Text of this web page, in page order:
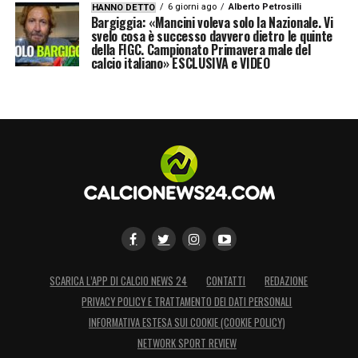
HANNO DETTO 6 giorni ago Alberto Petrosilli
Bargiggia: «Mancini voleva solo la Nazionale. Vi
svelo cosa è successo davvero dietro le quinte
della FIGC. Campionato Primavera male del
calcio italiano» ESCLUSIVA e VIDEO
SCARICA L’APP DI CALCIO NEWS 24 CONTATTI
REDAZIONE
PRIVACY POLICY E TRATTAMENTO DEI DATI PERSONALI
INFORMATIVA ESTESA SUI COOKIE (COOKIE POLICY)
NETWORK SPORT REVIEW